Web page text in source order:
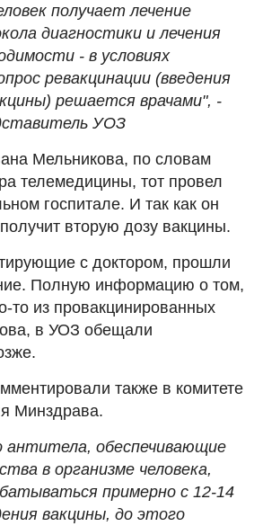
получает лечение
диагностики и лечения
- в условиях
ревакцинации (введения
решается врачами", -
УОЗ
Мельникова, по словам
телемедицины, тот провел
госпитале. И так как он
вторую дозу вакцины.
с доктором, прошли
Полную информацию о том,
то из провакцинированных
в УОЗ обещали
также в комитете
Минздрава.
обеспечивающие
в организме человека,
примерно с 12-14
вакцины, до этого